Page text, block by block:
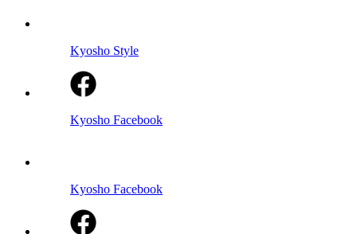
Kyosho Style
Kyosho Facebook
Kyosho Facebook